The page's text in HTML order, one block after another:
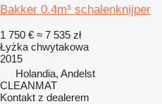
Bakker 0.4m³ schalenknijper
1 750 € ≈ 7 535 zł
Łyżka chwytakowa
2015
Holandia, Andelst
CLEANMAT
Kontakt z dealerem